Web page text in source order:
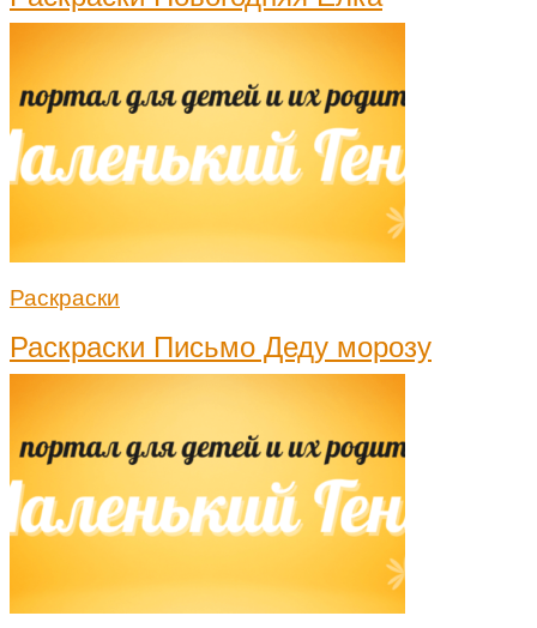
Раскраски
Раскраски Письмо Деду морозу